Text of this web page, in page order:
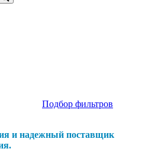
Подбор фильтров
и надежный поставщик